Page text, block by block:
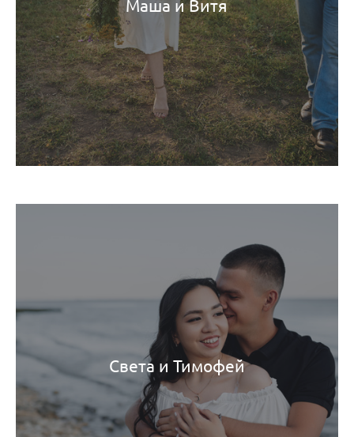
Маша и Витя
Света и Тимофей